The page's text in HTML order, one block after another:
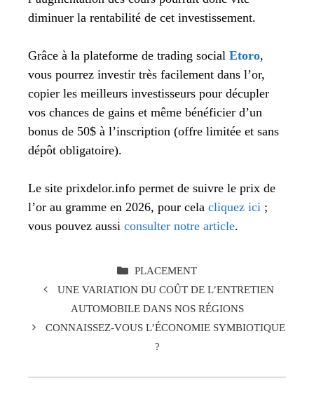
diminuer la rentabilité de cet investissement.
Grâce à la plateforme de trading social Etoro,
vous pourrez investir très facilement dans l’or,
copier les meilleurs investisseurs pour décupler
vos chances de gains et même bénéficier d’un
bonus de 50$ à l’inscription (offre limitée et sans
dépôt obligatoire).
Le site prixdelor.info permet de suivre le prix de
l’or au gramme en 2026, pour cela cliquez ici ;
vous pouvez aussi consulter notre article.
CATÉGORIES
PLACEMENT
UNE VARIATION DU COÛT DE L’ENTRETIEN
AUTOMOBILE DANS NOS RÉGIONS
CONNAISSEZ-VOUS L’ÉCONOMIE SYMBIOTIQUE
?